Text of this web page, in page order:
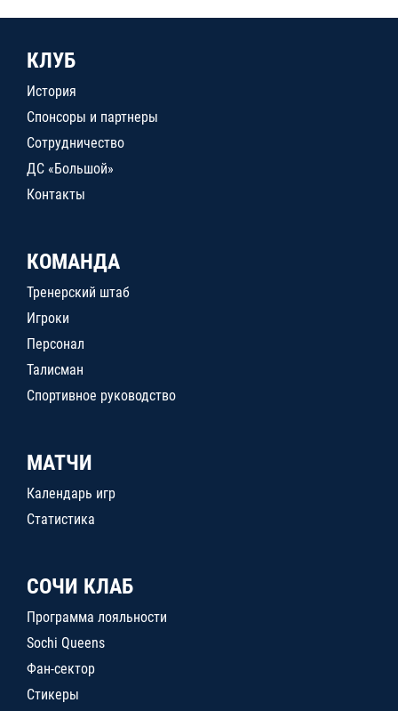
КЛУБ
История
Спонсоры и партнеры
Сотрудничество
ДС «Большой»
Контакты
КОМАНДА
Тренерский штаб
Игроки
Персонал
Талисман
Спортивное руководство
МАТЧИ
Календарь игр
Статистика
СОЧИ КЛАБ
Программа лояльности
Sochi Queens
Фан-сектор
Стикеры